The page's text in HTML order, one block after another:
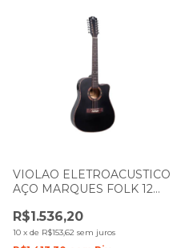
VIOLAO ELETROACUSTICO
AÇO MARQUES FOLK 12
PRETO FOSCO
R$1.536,20
10 x de R$153,62 sem juros